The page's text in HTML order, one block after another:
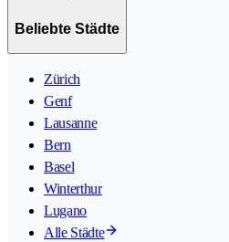
Beliebte Städte
Zürich
Genf
Lausanne
Bern
Basel
Winterthur
Lugano
Alle Städte